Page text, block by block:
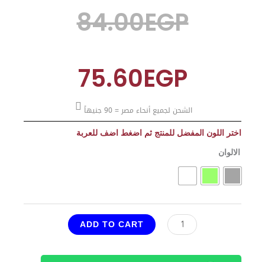
84.00EGP
Original
price
was:
75.60EGP
Current
price
is:
الشحن لجميع أنحاء مصر = 90 جنيهاً
اختر اللون المفضل للمنتج ثم اضغط اضف للعربة
الالوان
ثلاجة
ADD TO CART